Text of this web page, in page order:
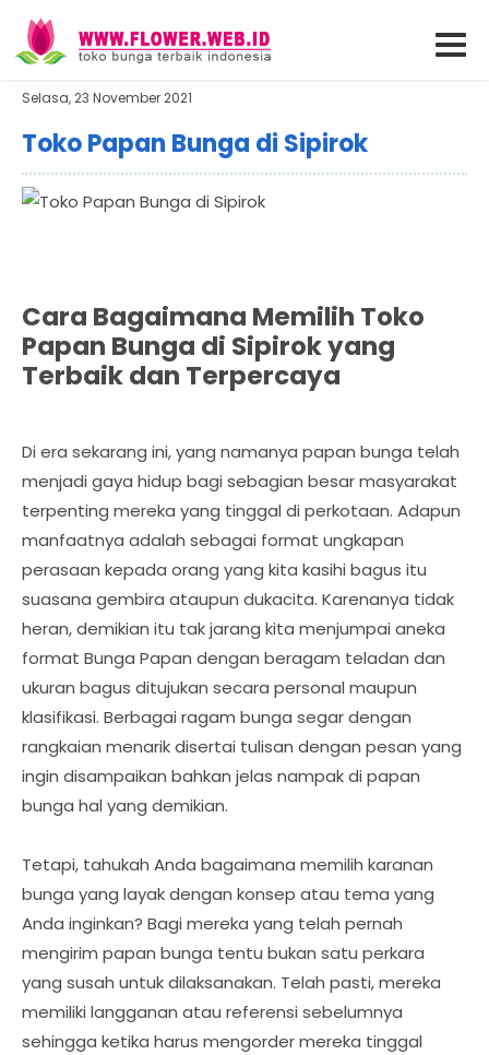
Selasa, 23 November 2021
Toko Papan Bunga di Sipirok
Cara Bagaimana Memilih Toko
Papan Bunga di Sipirok yang
Terbaik dan Terpercaya
Di era sekarang ini, yang namanya papan bunga telah
menjadi gaya hidup bagi sebagian besar masyarakat
terpenting mereka yang tinggal di perkotaan. Adapun
manfaatnya adalah sebagai format ungkapan
perasaan kepada orang yang kita kasihi bagus itu
suasana gembira ataupun dukacita. Karenanya tidak
heran, demikian itu tak jarang kita menjumpai aneka
format Bunga Papan dengan beragam teladan dan
ukuran bagus ditujukan secara personal maupun
klasifikasi. Berbagai ragam bunga segar dengan
rangkaian menarik disertai tulisan dengan pesan yang
ingin disampaikan bahkan jelas nampak di papan
bunga hal yang demikian.
Tetapi, tahukah Anda bagaimana memilih karanan
bunga yang layak dengan konsep atau tema yang
Anda inginkan? Bagi mereka yang telah pernah
mengirim papan bunga tentu bukan satu perkara
yang susah untuk dilaksanakan. Telah pasti, mereka
memiliki langganan atau referensi sebelumnya
sehingga ketika harus mengorder mereka tinggal